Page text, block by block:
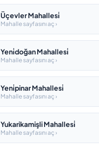
Üçevler Mahallesi̇
Mahalle sayfasını aç ›
Yeni̇doğan Mahallesi̇
Mahalle sayfasını aç ›
Yeni̇pinar Mahallesi̇
Mahalle sayfasını aç ›
Yukarikamişli Mahallesi̇
Mahalle sayfasını aç ›